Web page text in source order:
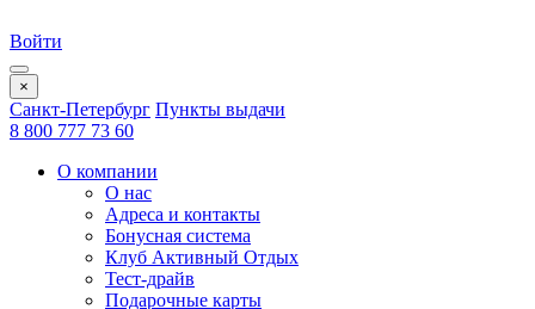
Войти
×
Санкт-Петербург Пункты выдачи
8 800 777 73 60
О компании
О нас
Адреса и контакты
Бонусная система
Клуб Активный Отдых
Тест-драйв
Подарочные карты